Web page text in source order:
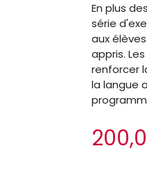
En plus
série
aux
appris.
renforcer
la langue